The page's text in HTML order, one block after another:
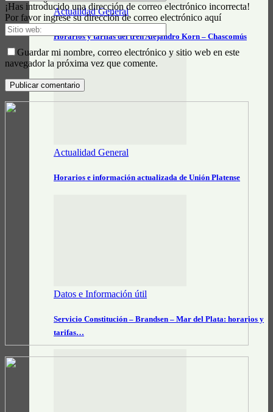
Actualidad General
Horarios y tarifas del tren Alejandro Korn – Chascomús
Actualidad General
Horarios e información actualizada de Unión Platense
Datos e Información útil
Servicio Constitución – Brandsen – Mar del Plata: horarios y
tarifas…
¡Has introducido una dirección de correo electrónico incorrecta!
Por favor ingrese su dirección de correo electrónico aquí
Guardar mi nombre, correo electrónico y sitio web en este
navegador la próxima vez que comente.